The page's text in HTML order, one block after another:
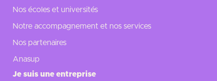
Nos écoles et universités
Notre accompagnement et nos services
Nos partenaires
Anasup
Je suis une entreprise